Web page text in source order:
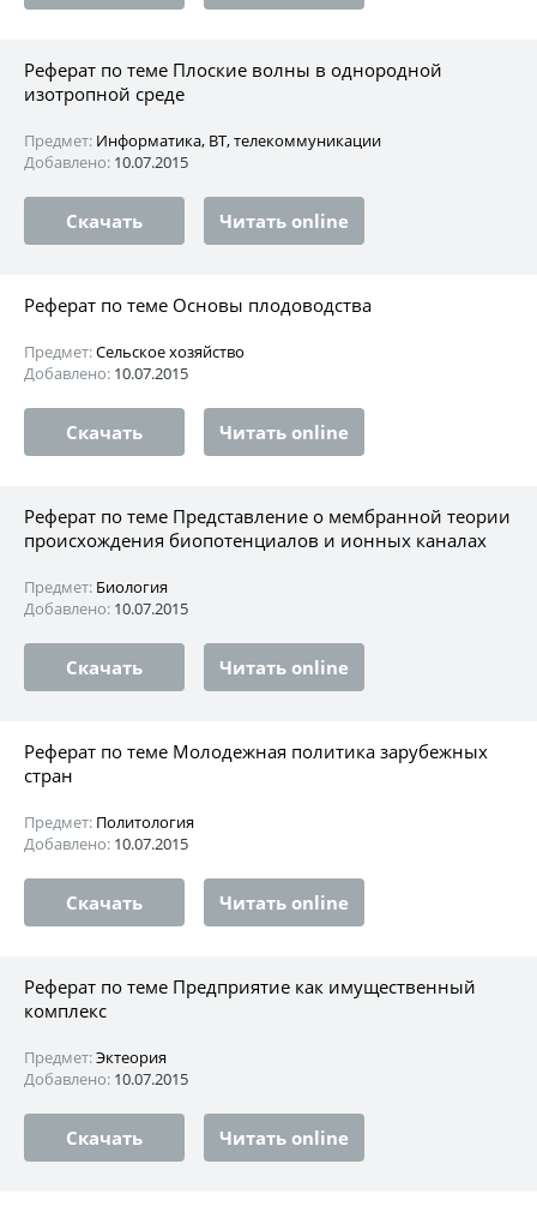
Реферат по теме Плоские волны в однородной
изотропной среде
Предмет: Информатика, ВТ, телекоммуникации
Добавлено: 10.07.2015
Скачать Читать online
Реферат по теме Основы плодоводства
Предмет:Сельское хозяйство
Добавлено: 10.07.2015
Скачать Читать online
Реферат по теме Представление о мембранной теории
происхождения биопотенциалов и ионных каналах
Предмет: Биология
Добавлено: 10.07.2015
Скачать Читать online
Реферат по теме Молодежная политика зарубежных
стран
Предмет: Политология
Добавлено: 10.07.2015
Скачать Читать online
Реферат по теме Предприятие как имущественный
комплекс
Предмет:Эктеория
Добавлено: 10.07.2015
Скачать Читать online